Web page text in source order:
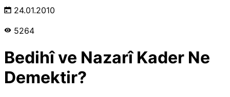
24.01.2010
5264
Bedihî ve Nazarî Kader Ne
Demektir?